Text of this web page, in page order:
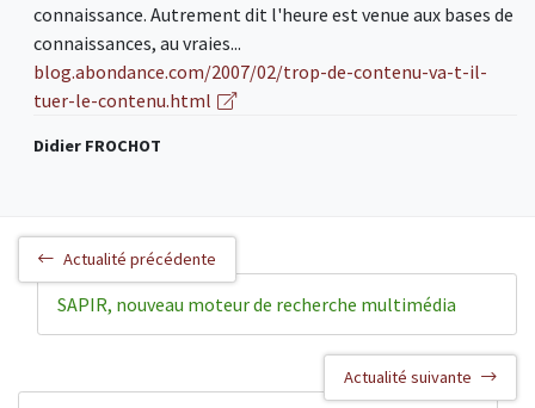
connaissance. Autrement dit l'heure est venue aux bases de
connaissances, au vraies...
blog.abondance.com/2007/02/trop-de-contenu-va-t-il-
tuer-le-contenu.html
Didier FROCHOT
Actualité précédente
SAPIR, nouveau moteur de recherche multimédia
Actualité suivante